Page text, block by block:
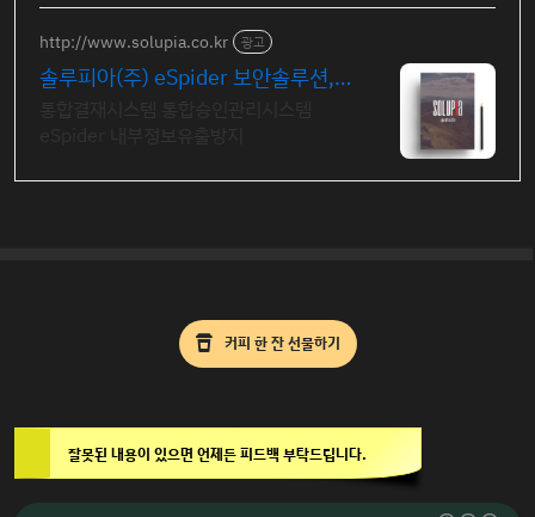
http://www.solupia.co.kr 광고
솔루피아(주) eSpider 보안솔루션,
커피 한 잔 선물하기
잘못된 내용이 있으면 언제든 피드백 부탁드립니다.